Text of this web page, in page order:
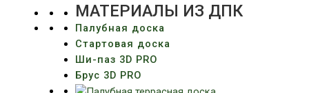
МАТЕРИАЛЫ ИЗ ДПК
Палубная доска
Стартовая доска
Ши-паз 3D PRO
Брус 3D PRO